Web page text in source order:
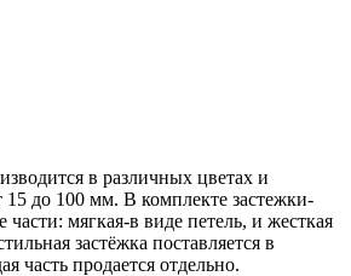
в различных цветах и
до 100 мм. В комплекте застежки-
мягкая-в виде петель, и жесткая
застёжка поставляется в
часть продается отдельно.